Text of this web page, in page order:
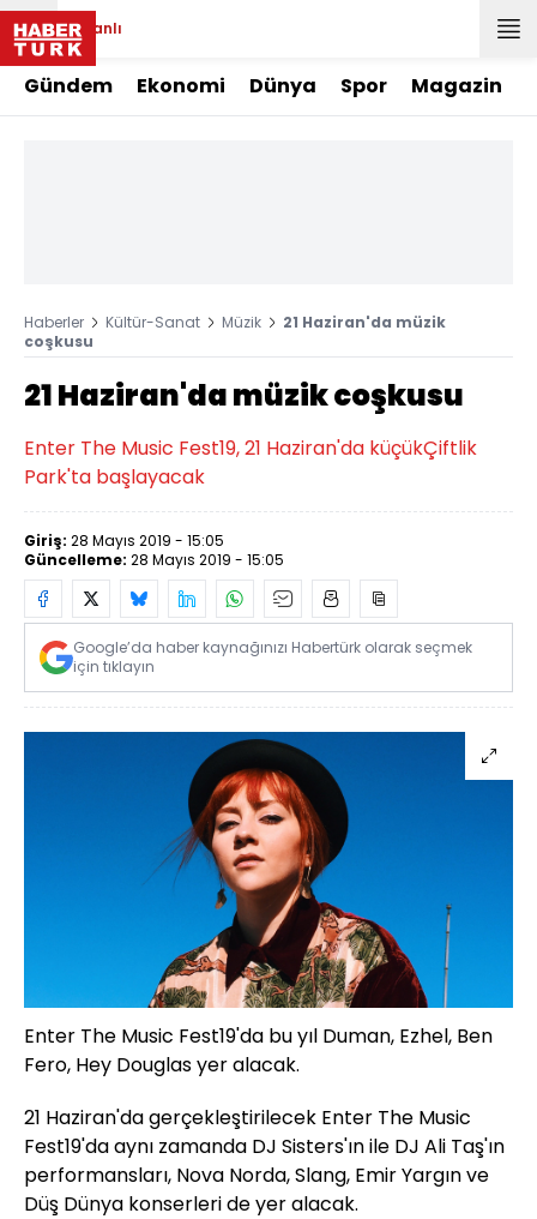
Canlı
Gündem Ekonomi Dünya Spor Magazin
Haberler Kültür-Sanat Müzik
21 Haziran'da müzik
coşkusu
21 Haziran'da müzik coşkusu
Enter The Music Fest19, 21 Haziran'da küçükÇiftlik
Park'ta başlayacak
Giriş: 28 Mayıs 2019 - 15:05
Güncelleme: 28 Mayıs 2019 - 15:05
Google’da haber kaynağınızı Habertürk olarak seçmek
için tıklayın
Enter The Music Fest19'da bu yıl Duman, Ezhel, Ben
Fero, Hey Douglasyer alacak.
21 Haziran'da gerçekleştirilecek Enter The Music
Fest19'da aynı zamanda DJ Sisters'ınile DJ Ali Taş'ın
performansları, Nova Norda,Slang, Emir Yargın ve
Düş Dünya konserleri de yer alacak.